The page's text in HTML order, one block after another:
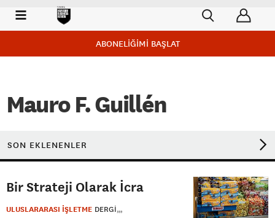
ABONELİĞİMİ BAŞLAT
Mauro F. Guillén
SON EKLENENLER
Bir Strateji Olarak İcra
ULUSLARARASI İŞLETME DERGI